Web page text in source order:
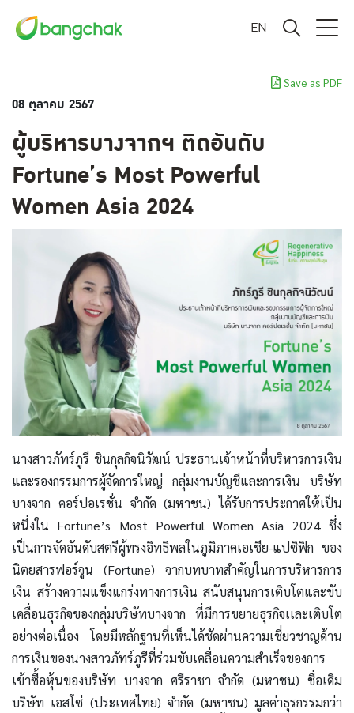
EN
Save as PDF
08 ตุลาคม 2567
ผู้บริหารบางจากฯ ติดอันดับ
Fortune’s Most Powerful
Women Asia 2024
นางสาวภัทร์ภูรี ชินกุลกิจนิวัฒน์ ประธานเจ้าหน้าที่บริหารการเงิน
และรองกรรมการผู้จัดการใหญ่ กลุ่มงานบัญชีและการเงิน บริษัท
บางจาก คอร์ปอเรชั่น จำกัด (มหาชน) ได้รับการประกาศให้เป็น
หนึ่งใน Fortune’s Most Powerful Women Asia 2024 ซึ่ง
เป็นการจัดอันดับสตรีผู้ทรงอิทธิพลในภูมิภาคเอเชีย-แปซิฟิก ของ
นิตยสารฟอร์จูน (Fortune) จากบทบาทสำคัญในการบริหารการ
เงิน สร้างความแข็งแกร่งทางการเงิน สนับสนุนการเติบโตและขับ
เคลื่อนธุรกิจของกลุ่มบริษัทบางจาก ที่มีการขยายธุรกิจเเละเติบโต
อย่างต่อเนื่อง โดยมีหลักฐานที่เห็นได้ชัดผ่านความเชี่ยวชาญด้าน
การเงินของนางสาวภัทร์ภูรีที่ร่วมขับเคลื่อนความสำเร็จของการ
เข้าซื้อหุ้นของบริษัท บางจาก ศรีราชา จำกัด (มหาชน) ชื่อเดิม
บริษัท เอสโซ่ (ประเทศไทย) จำกัด (มหาชน) มูลค่าธุรกรรมกว่า